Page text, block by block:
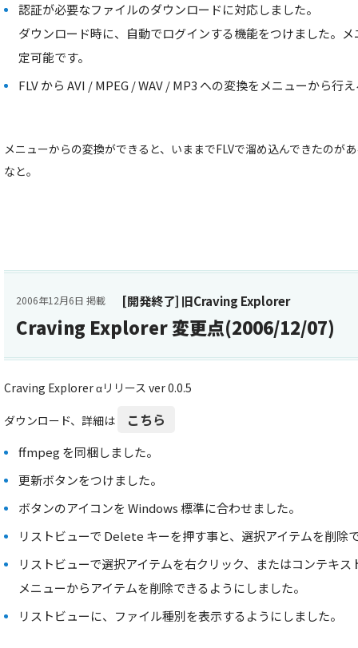
認証が必要なファイルのダウンロードに対応しました。
ダウンロード時に、自動でログインする機能をつけました。
定可能です。
FLV から AVI / MPEG / WAV / MP3 への変換をメニューから行
メニューからの変換ができると、いままでFLVで溜め込んできたのが
なと。
[開発終了] 旧Craving Explorer
2006年12月6日 掲載
Craving Explorer 変更点(2006/12/07)
Craving Explorer αリリース ver 0.0.5
ダウンロード、詳細は こちら
ffmpeg を同梱しました。
更新ボタンをつけました。
ボタンのアイコンを Windows 標準に合わせました。
リストビューで Delete キーを押す事と、選択アイテムを削除
リストビューで選択アイテムを右クリック、またはコンテキ
メニューからアイテムを削除できるようにしました。
リストビューに、ファイル種別を表示するようにしました。